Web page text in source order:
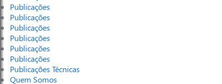
Publicações
Publicações
Publicações
Publicações
Publicações
Publicações
Publicações Técnicas
Quem Somos